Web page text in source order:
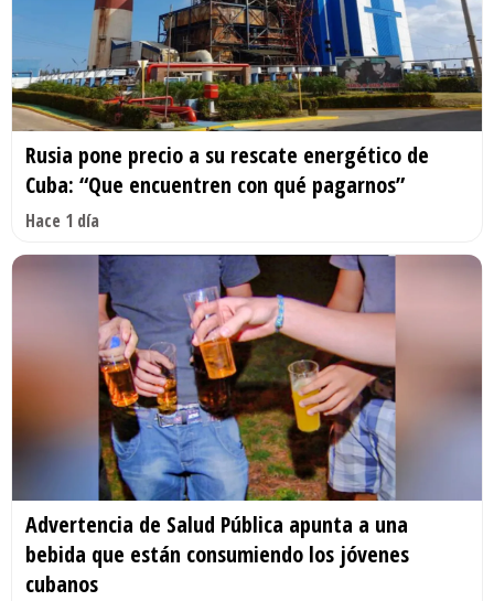
Rusia pone precio a su rescate energético de
Cuba: “Que encuentren con qué pagarnos”
Hace 1 día
Advertencia de Salud Pública apunta a una
bebida que están consumiendo los jóvenes
cubanos